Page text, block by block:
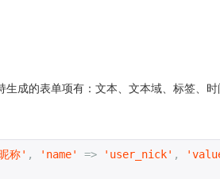
成的表单项有：文本、文本域、标签、
称' , 'name' => 'user_nick' ,